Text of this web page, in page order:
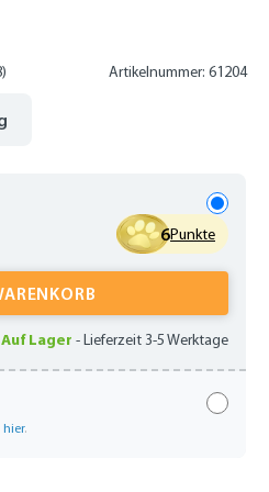
Artikelnummer: 61204
6Punkte
Wert ein
Auf Lager -Lieferzeit 3-5 Werktage
hier.